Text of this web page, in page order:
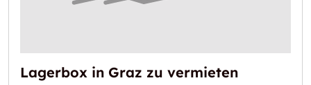
Lagerbox in Graz zu vermieten